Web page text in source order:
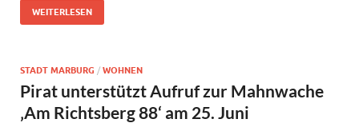
WEITERLESEN
STADT MARBURG / WOHNEN
Pirat unterstützt Aufruf zur Mahnwache
‚Am Richtsberg 88‘ am 25. Juni